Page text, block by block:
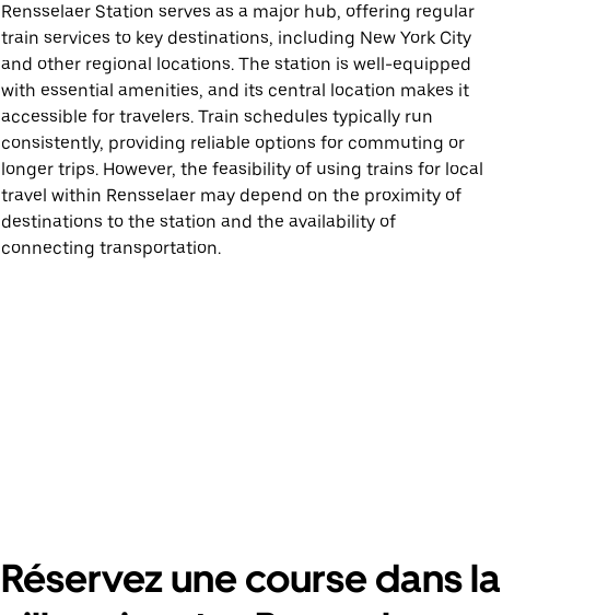
Rensselaer Station serves as a major hub, offering regular
train services to key destinations, including New York City
and other regional locations. The station is well-equipped
with essential amenities, and its central location makes it
accessible for travelers. Train schedules typically run
consistently, providing reliable options for commuting or
longer trips. However, the feasibility of using trains for local
travel within Rensselaer may depend on the proximity of
destinations to the station and the availability of
connecting transportation.
Réservez une course dans la